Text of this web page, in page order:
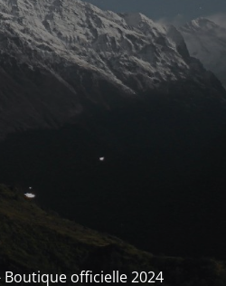
officielle 2024